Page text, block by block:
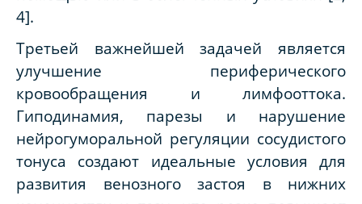
4].
Третьей важнейшей задачей является
улучшение периферического
кровообращения и лимфооттока.
Гиподинамия, парезы и нарушение
нейрогуморальной регуляции сосудистого
тонуса создают идеальные условия для
развития венозного застоя в нижних